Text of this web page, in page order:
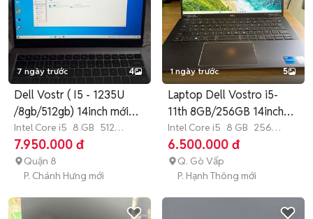
7 ngày trước 4
Dell Vostr ( I5 - 1235U
/8gb/512gb) 14inch mới
98%
Intel Core i5 8 GB 512
GB SSD
7.950.000 đ
Quận 8
P. Chánh Hưng mới
1 ngày trước 5
Laptop Dell Vostro i5-
11th 8GB/256GB 14inch
FHD
Intel Core i5 8 GB 256
GB SSD
6.500.000 đ
Q. Gò Vấp
P. Hạnh Thông mới